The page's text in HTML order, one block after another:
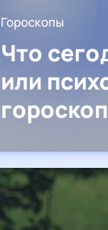
Гороскопы
Что
или